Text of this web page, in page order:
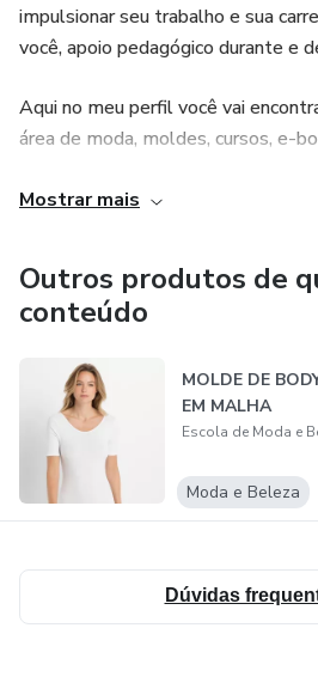
impulsionar seu trabalho e sua
você, apoio pedagógico durante e
Aqui no meu perfil você vai
área de moda, moldes, cursos, e-
Todos os nossos cursos são
período você ainda poderá contar
Mostrar mais
Outros produtos de
conteúdo
MOLDE DE
EM MALHA
Moda e Beleza
Dúvidas